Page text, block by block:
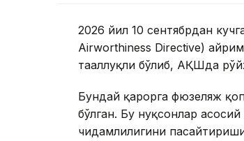
2026 йил 10 сентябрдан
Airworthiness Directive)
тааллуқли бўлиб, АҚШда
Бундай қарорга фюзеляж
бўлган. Бу нуқсонлар
чидамлилигини